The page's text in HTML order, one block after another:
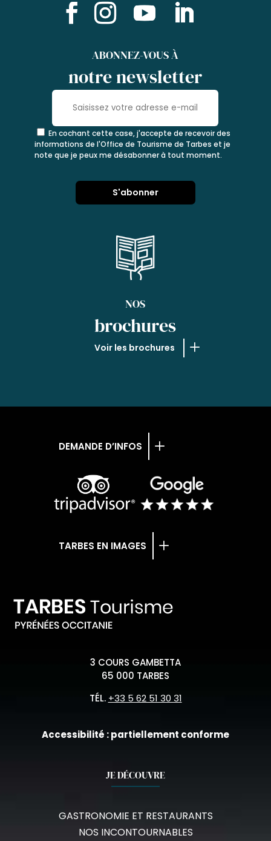
ABONNEZ-VOUS À
notre newsletter
En cochant cette case, j'accepte de recevoir des
informations de l'Office de Tourisme de Tarbes et je
note que je peux me désabonner à tout moment.
NOS
brochures
Voir les brochures
DEMANDE D’INFOS
TARBES EN IMAGES
3 COURS GAMBETTA
65 000 TARBES
TÉL. +33 5 62 51 30 31
Accessibilité : partiellement conforme
JE DÉCOUVRE
GASTRONOMIE ET RESTAURANTS
NOS INCONTOURNABLES